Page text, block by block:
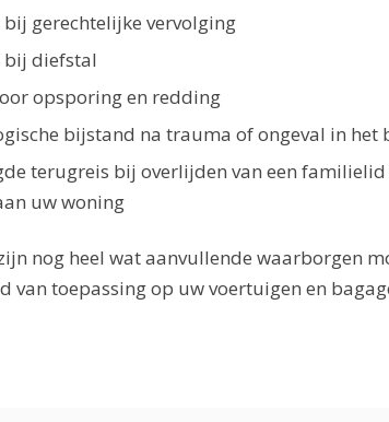
gerechtelijke vervolging
bij diefstal
opsporing en redding
bijstand na trauma of ongeval in het
terugreis bij overlijden van een
uw woning
nog heel wat aanvullende waarborgen
van toepassing op uw voertuigen en